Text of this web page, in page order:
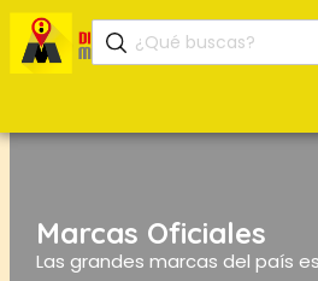
Marcas Oficiales
Las grandes marcas del país